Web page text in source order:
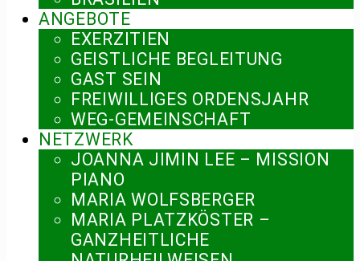
ANGEBOTE
EXERZITIEN
GEISTLICHE BEGLEITUNG
GAST SEIN
FREIWILLIGES ORDENSJAHR
WEG-GEMEINSCHAFT
NETZWERK
JOANNA JIMIN LEE – MISSION
PIANO
MARIA WOLFSBERGER
MARIA PLATZKÖSTER –
GANZHEITLICHE